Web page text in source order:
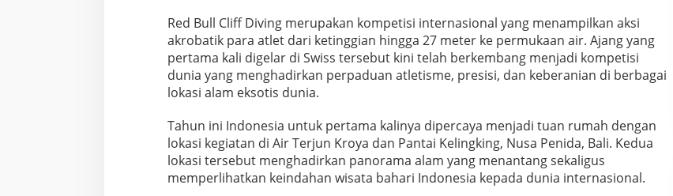
e
B
u
l
l
i
f
f
D
Red Bull Cliff Diving merupakan kompetisi internasional yang menampilkan aksi
akrobatik para atlet dari ketinggian hingga 27 meter ke permukaan air. Ajang yang
pertama kali digelar di Swiss tersebut kini telah berkembang menjadi kompetisi
dunia yang menghadirkan perpaduan atletisme, presisi, dan keberanian di berbagai
lokasi alam eksotis dunia.
Tahun ini Indonesia untuk pertama kalinya dipercaya menjadi tuan rumah dengan
lokasi kegiatan di Air Terjun Kroya dan Pantai Kelingking, Nusa Penida, Bali. Kedua
lokasi tersebut menghadirkan panorama alam yang menantang sekaligus
memperlihatkan keindahan wisata bahari Indonesia kepada dunia internasional.